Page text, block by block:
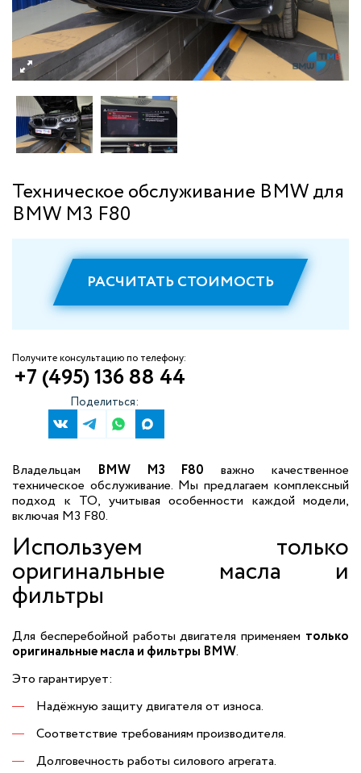
Техническое обслуживание BMW для
BMW M3 F80
РАСЧИТАТЬ СТОИМОСТЬ
Получите консультацию по телефону:
+7 (495) 136 88 44
Поделиться:
Владельцам BMW M3 F80 важно качественное
техническое обслуживание. Мы предлагаем комплексный
подход к ТО, учитывая особенности каждой модели,
включая M3 F80.
Используем только
оригинальные масла и
фильтры
Для бесперебойной работы двигателя применяем только
оригинальные масла и фильтры BMW.
Это гарантирует:
Надёжную защиту двигателя от износа.
Соответствие требованиям производителя.
Долговечность работы силового агрегата.